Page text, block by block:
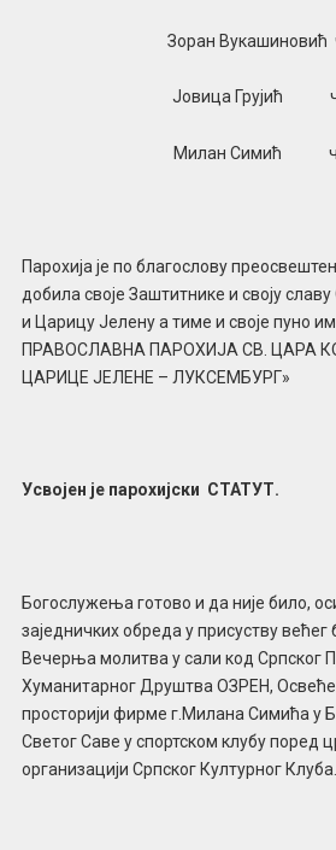
Зоран Вукашиновић
Јовица Грујић
Милан Симић
Парохија је по благослову
добила своје Заштитнике и своју
и Царицу Јелену а тиме и своје пуно
ПРАВОСЛАВНА ПАРОХИЈА СВ. ЦАРА
ЦАРИЦЕ ЈЕЛЕНЕ – ЛУКСЕМБУРГ»
Усвојен је парохијски СТАТУТ.
Богослужења готово и да није било,
заједничких обреда у присуству већег
Вечерња молитва у сали код Српског
Хуманитарног Друштва ОЗРЕН,
просторији фирме г.Милана Симића у
Светог Саве у спортском клубу поред
организацији Српског Културног Клуба.